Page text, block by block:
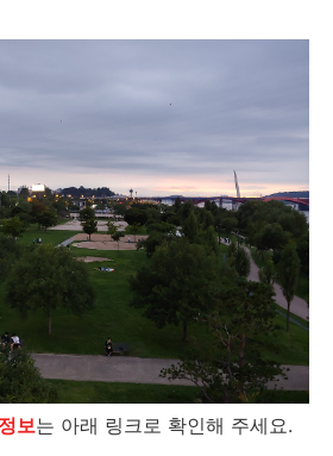
보는 아래 링크로 확인해 주세요.